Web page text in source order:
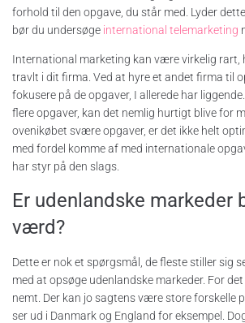
forhold til den opgave, du står med. Lyder
bør du undersøge international telemarketing
International marketing kan være virkelig rart,
travlt i dit firma. Ved at hyre et andet firma til
fokusere på de opgaver, I allerede har
flere opgaver, kan det nemlig hurtigt blive for
ovenikøbet svære opgaver, er det ikke helt
med fordel komme af med internationale
har styr på den slags.
Er udenlandske markeder
værd?
Dette er nok et spørgsmål, de fleste stiller sig
med at opsøge udenlandske markeder. For
nemt. Der kan jo sagtens være store forskelle
ser ud i Danmark og England for eksempel.